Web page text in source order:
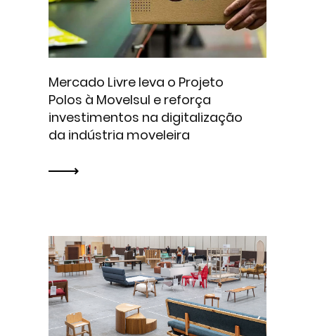
Mercado Livre leva o Projeto
Polos à Movelsul e reforça
investimentos na digitalização
da indústria moveleira